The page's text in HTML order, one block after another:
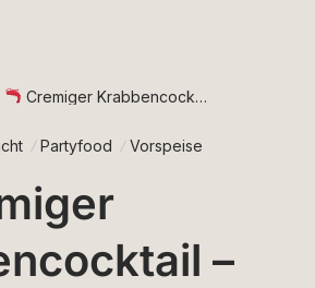
Cremiger Krabbencocktail – klassisch, frisch & eiweißreich
Partyfood Vorspeise
–